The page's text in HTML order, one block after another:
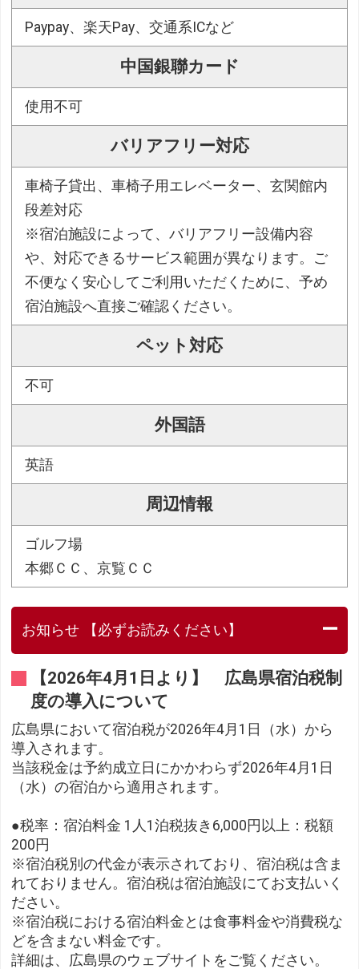
Paypay、楽天Pay、交通系ICなど
中国銀聯カード
使用不可
バリアフリー対応
車椅子貸出、車椅子用エレベーター、玄関館内
段差対応
※宿泊施設によって、バリアフリー設備内容
や、対応できるサービス範囲が異なります。ご
不便なく安心してご利用いただくために、予め
宿泊施設へ直接ご確認ください。
ペット対応
不可
外国語
英語
周辺情報
ゴルフ場
本郷ＣＣ、京覧ＣＣ
お知らせ 【必ずお読みください】
【2026年4月1日より】 広島県宿泊税制
度の導入について
広島県において宿泊税が2026年4月1日（水）から
導入されます。
当該税金は予約成立日にかかわらず2026年4月1日
（水）の宿泊から適用されます。
●税率：宿泊料金 1人1泊税抜き6,000円以上：税額
200円
※宿泊税別の代金が表示されており、宿泊税は含ま
れておりません。宿泊税は宿泊施設にてお支払いく
ださい。
※宿泊税における宿泊料金とは食事料金や消費税な
どを含まない料金です。
詳細は、広島県のウェブサイトをご覧ください。